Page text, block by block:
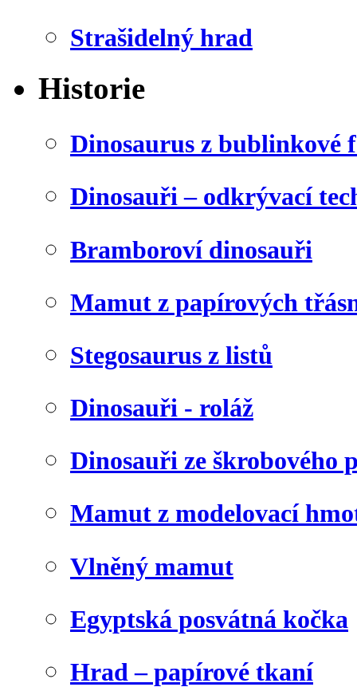
Strašidelný hrad
Historie
Dinosaurus z bublinkové
Dinosauři – odkrývací
Bramboroví dinosauři
Mamut z papírových
Stegosaurus z listů
Dinosauři - roláž
Dinosauři ze škrobového
Mamut z modelovací
Vlněný mamut
Egyptská posvátná kočka
Hrad – papírové tkaní